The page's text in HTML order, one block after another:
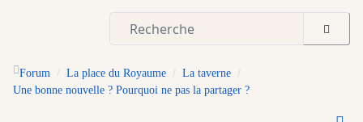
Forum La place du Royaume
La taverne
Une bonne nouvelle ? Pourquoi ne pas la partager ?